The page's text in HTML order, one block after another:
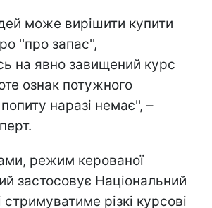
може вирішити купити
''про запас'',
на явно завищений курс
ознак потужного
наразі немає'', –
режим керованої
застосовує Національний
стримуватиме різкі курсові